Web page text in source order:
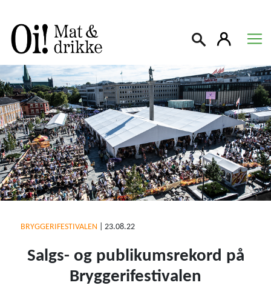
Søk
BRYGGERIFESTIVALEN |23.08.22
Salgs- og publikumsrekord på
Bryggerifestivalen